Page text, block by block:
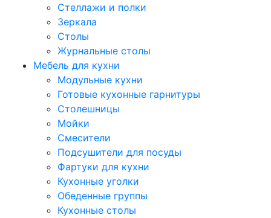
Стеллажи и полки
Зеркала
Столы
Журнальные столы
Мебель для кухни
Модульные кухни
Готовые кухонные гарнитуры
Столешницы
Мойки
Смесители
Подсушители для посуды
Фартуки для кухни
Кухонные уголки
Обеденные группы
Кухонные столы